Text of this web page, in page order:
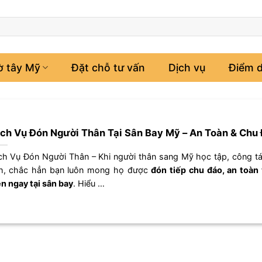
tây Mỹ Đặt chỗ tư vấn Dịch vụ Điểm
Vụ Đón Người Thân Tại Sân Bay Mỹ – An Toàn & Chu
Vụ Đón Người Thân – Khi người thân sang Mỹ học tập, công
chắc hẳn bạn luôn mong họ đượcđón tiếp chu đáo, an toàn
ngay tại sân bay. Hiểu …